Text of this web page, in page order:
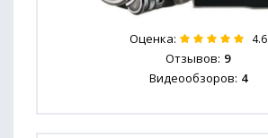
Оценка: 4.6
Отзывов: 9
Видеообзоров: 4